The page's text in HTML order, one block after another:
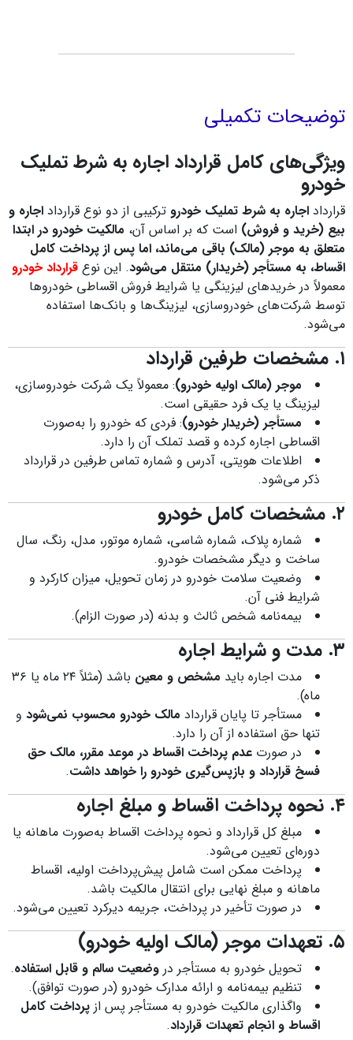
توضیحات تکمیلی
ویژگی‌های کامل قرارداد اجاره به شرط تملیک
خودرو
قرارداد اجاره به شرط تملیک خودرو ترکیبی از دو نوع قرارداد اجاره و
بیع (خرید و فروش) است که بر اساس آن، مالکیت خودرو در ابتدا
متعلق به موجر (مالک) باقی می‌ماند، اما پس از پرداخت کامل
اقساط، به مستأجر (خریدار) منتقل می‌شود. این نوع قرارداد خودرو
معمولاً در خریدهای لیزینگی یا شرایط فروش اقساطی خودروها
توسط شرکت‌های خودروسازی، لیزینگ‌ها و بانک‌ها استفاده
می‌شود.
۱. مشخصات طرفین قرارداد
موجر (مالک اولیه خودرو): معمولاً یک شرکت خودروسازی،
لیزینگ یا یک فرد حقیقی است.
مستأجر (خریدار خودرو): فردی که خودرو را به‌صورت
اقساطی اجاره کرده و قصد تملک آن را دارد.
اطلاعات هویتی، آدرس و شماره تماس طرفین در قرارداد
ذکر می‌شود.
۲. مشخصات کامل خودرو
شماره پلاک، شماره شاسی، شماره موتور، مدل، رنگ، سال
ساخت و دیگر مشخصات خودرو.
وضعیت سلامت خودرو در زمان تحویل، میزان کارکرد و
شرایط فنی آن.
بیمه‌نامه شخص ثالث و بدنه (در صورت الزام).
۳. مدت و شرایط اجاره
مدت اجاره باید مشخص و معین
باشد (مثلاً ۲۴ ماه یا ۳۶
ماه).
مستأجر تا پایان قرارداد مالک خودرو محسوب نمی‌شود و
تنها حق استفاده از آن را دارد.
در صورت عدم پرداخت اقساط در موعد مقرر، مالک حق
فسخ قرارداد و بازپس‌گیری خودرو را خواهد داشت.
۴. نحوه پرداخت اقساط و مبلغ اجاره
مبلغ کل قرارداد و نحوه پرداخت اقساط به‌صورت ماهانه یا
دوره‌ای تعیین می‌شود.
پرداخت ممکن است شامل پیش‌پرداخت اولیه، اقساط
ماهانه و مبلغ نهایی برای انتقال مالکیت باشد.
در صورت تأخیر در پرداخت، جریمه دیرکرد تعیین می‌شود.
۵. تعهدات موجر (مالک اولیه خودرو)
تحویل خودرو به مستأجر در وضعیت سالم و قابل استفاده.
تنظیم بیمه‌نامه و ارائه مدارک خودرو (در صورت توافق).
واگذاری مالکیت خودرو به مستأجر پس از پرداخت کامل
اقساط و انجام تعهدات قرارداد.